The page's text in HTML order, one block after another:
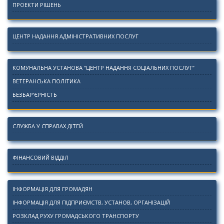
ПРОЕКТИ РІШЕНЬ
ЦЕНТР НАДАННЯ АДМІНІСТРАТИВНИХ ПОСЛУГ
КОМУНАЛЬНА УСТАНОВА “ЦЕНТР НАДАННЯ СОЦІАЛЬНИХ ПОСЛУГ”
ВЕТЕРАНСЬКА ПОЛІТИКА
БЕЗБАР’ЄРНІСТЬ
СЛУЖБА У СПРАВАХ ДІТЕЙ
ФІНАНСОВИЙ ВІДДІЛ
ІНФОРМАЦІЯ ДЛЯ ГРОМАДЯН
ІНФОРМАЦІЯ ДЛЯ ПІДПРИЄМСТВ, УСТАНОВ, ОРГАНІЗАЦІЙ
РОЗКЛАД РУХУ ГРОМАДСЬКОГО ТРАНСПОРТУ